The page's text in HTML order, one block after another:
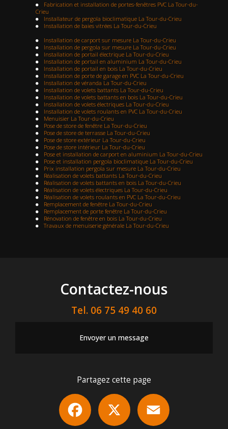
Fabrication et installation de portes-fenêtres PVC La Tour-du-
Crieu
Installateur de pergola bioclimatique La Tour-du-Crieu
Installation de baies vitrées La Tour-du-Crieu
Installation de carport sur mesure La Tour-du-Crieu
Installation de pergola sur mesure La Tour-du-Crieu
Installation de portail électrique La Tour-du-Crieu
Installation de portail en aluminium La Tour-du-Crieu
Installation de portail en bois La Tour-du-Crieu
Installation de porte de garage en PVC La Tour-du-Crieu
Installation de véranda La Tour-du-Crieu
Installation de volets battants La Tour-du-Crieu
Installation de volets battants en bois La Tour-du-Crieu
Installation de volets électriques La Tour-du-Crieu
Installation de volets roulants en PVC La Tour-du-Crieu
Menuisier La Tour-du-Crieu
Pose de store de fenêtre La Tour-du-Crieu
Pose de store de terrasse La Tour-du-Crieu
Pose de store extérieur La Tour-du-Crieu
Pose de store intérieur La Tour-du-Crieu
Pose et installation de carport en aluminium La Tour-du-Crieu
Pose et installation pergola bioclimatique La Tour-du-Crieu
Prix installation pergola sur mesure La Tour-du-Crieu
Réalisation de volets battants La Tour-du-Crieu
Réalisation de volets battants en bois La Tour-du-Crieu
Réalisation de volets électriques La Tour-du-Crieu
Réalisation de volets roulants en PVC La Tour-du-Crieu
Remplacement de fenêtre La Tour-du-Crieu
Remplacement de porte fenêtre La Tour-du-Crieu
Rénovation de fenêtre en bois La Tour-du-Crieu
Travaux de menuiserie générale La Tour-du-Crieu
Contactez-nous
Tel. 06 75 49 40 60
Envoyer un message
Partagez cette page
Facebook